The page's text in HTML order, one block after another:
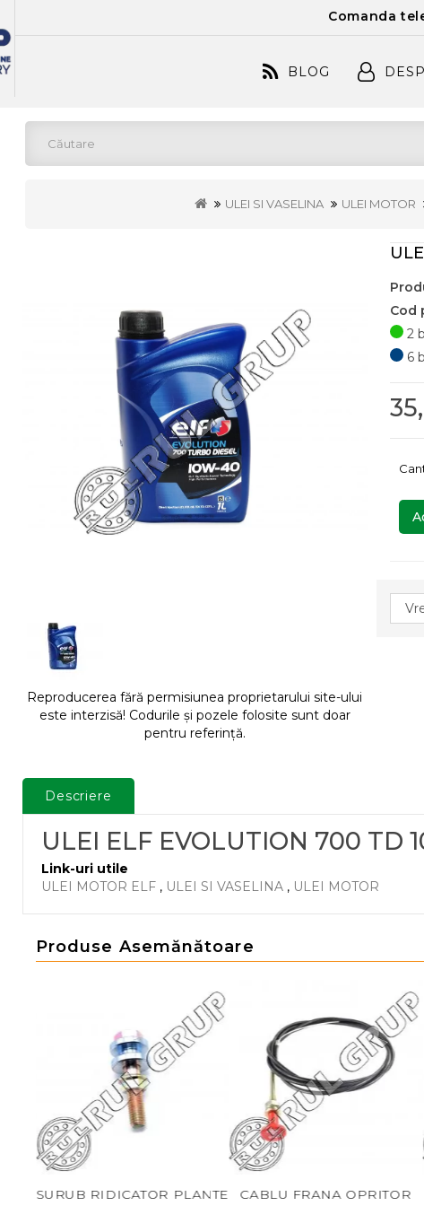
Comanda
BLOG
ULEI SI VASELINA ULEI MOTOR
Reproducerea fără permisiunea proprietarului site-ului
este interzisă! Codurile și pozele folosite sunt doar
pentru referință.
Cod
2
6
Descriere
ULEI ELF EVOLUTION 700 TD
Link-uri utile
ULEI MOTOR ELF , ULEI SI VASELINA , ULEI MOTOR
Produse Asemănătoare
SURUB RIDICATOR PLANTE
CABLU FRANA OPRITOR
ULEI